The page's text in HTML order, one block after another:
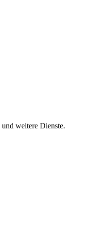
und weitere Dienste.